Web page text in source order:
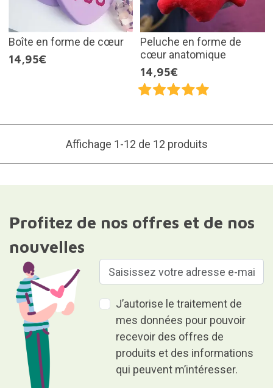
Boîte en forme de cœur
14,95€
Peluche en forme de
cœur anatomique
14,95€
Affichage 1-12 de 12 produits
Profitez de nos offres et de nos
nouvelles
J’autorise le traitement de
mes données pour pouvoir
recevoir des offres de
produits et des informations
qui peuvent m’intéresser.